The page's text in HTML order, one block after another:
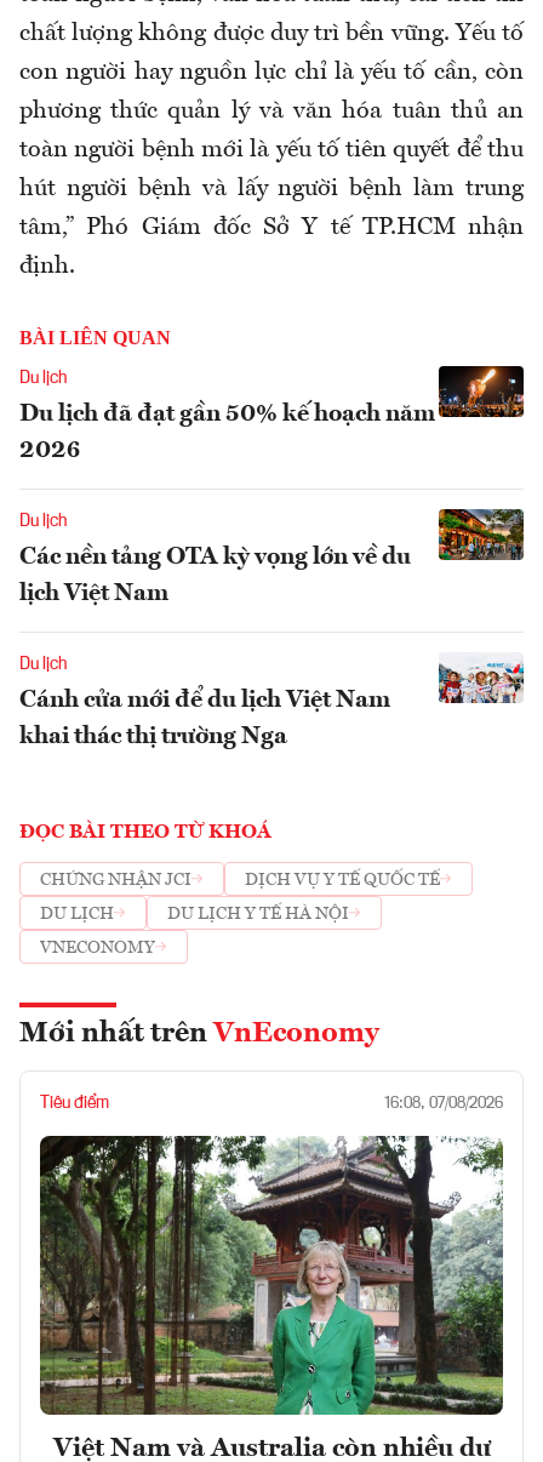
chất lượng không được duy trì bền vững. Yếu tố
con người hay nguồn lực chỉ là yếu tố cần, còn
phương thức quản lý và văn hóa tuân thủ an
toàn người bệnh mới là yếu tố tiên quyết để thu
hút người bệnh và lấy người bệnh làm trung
tâm,” Phó Giám đốc Sở Y tế TP.HCM nhận
định.
BÀI LIÊN QUAN
Du lịch
Du lịch đã đạt gần 50% kế hoạch năm
2026
Du lịch
Các nền tảng OTA kỳ vọng lớn về du
lịch Việt Nam
Du lịch
Cánh cửa mới để du lịch Việt Nam
khai thác thị trường Nga
ĐỌC BÀI THEO TỪ KHOÁ
CHỨNG NHẬN JCI
DỊCH VỤ Y TẾ QUỐC TẾ
DU LỊCH
DU LỊCH Y TẾ HÀ NỘI
VNECONOMY
Mới nhất trên VnEconomy
Tiêu điểm 16:08, 07/08/2026
Việt Nam và Australia còn nhiều dư